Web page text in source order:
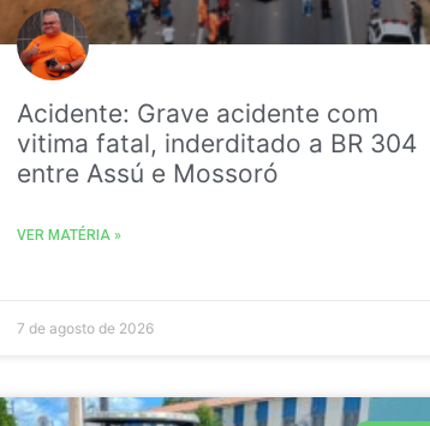
Acidente: Grave acidente com
vitima fatal, inderditado a BR 304
entre Assú e Mossoró
VER MATÉRIA »
7 de agosto de 2026